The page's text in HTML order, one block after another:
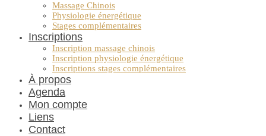
Massage Chinois
Physiologie énergétique
Stages complémentaires
Inscriptions
Inscription massage chinois
Inscription physiologie énergétique
Inscriptions stages complémentaires
À propos
Agenda
Mon compte
Liens
Contact